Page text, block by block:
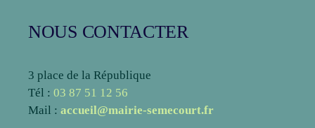
NOUS CONTACTER
3 place de la République
Tél : 03 87 51 12 56
Mail : accueil@mairie-semecourt.fr